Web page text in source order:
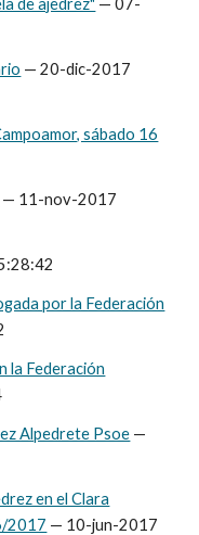
de ajedrez" — 07-
— 20-dic-2017
sábado 16
— 11-nov-2017
por la Federación
la Federación
Alpedrete Psoe —
en el Clara
2017 — 10-jun-2017